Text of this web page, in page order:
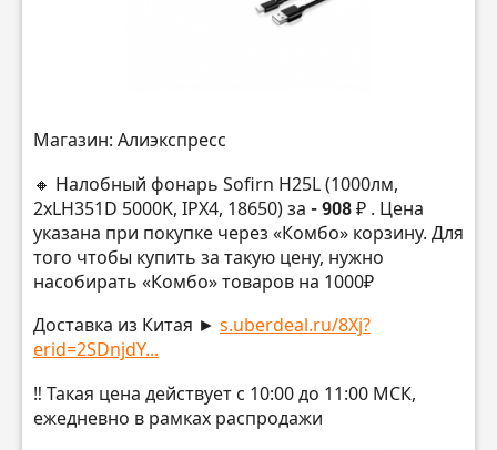
Магазин: Алиэкспресс
🔸 Налобный фонарь Sofirn H25L (1000лм,
2хLH351D 5000K, IPX4, 18650) за - 908 ₽ . Цена
указана при покупке через «Комбо» корзину. Для
того чтобы купить за такую цену, нужно
насобирать «Комбо» товаров на 1000₽
Доставка из Китая ► s.uberdeal.ru/8Xj?
erid=2SDnjdY...
‼️ Такая цена действует с 10:00 до 11:00 МСК,
ежедневно в рамках распродажи